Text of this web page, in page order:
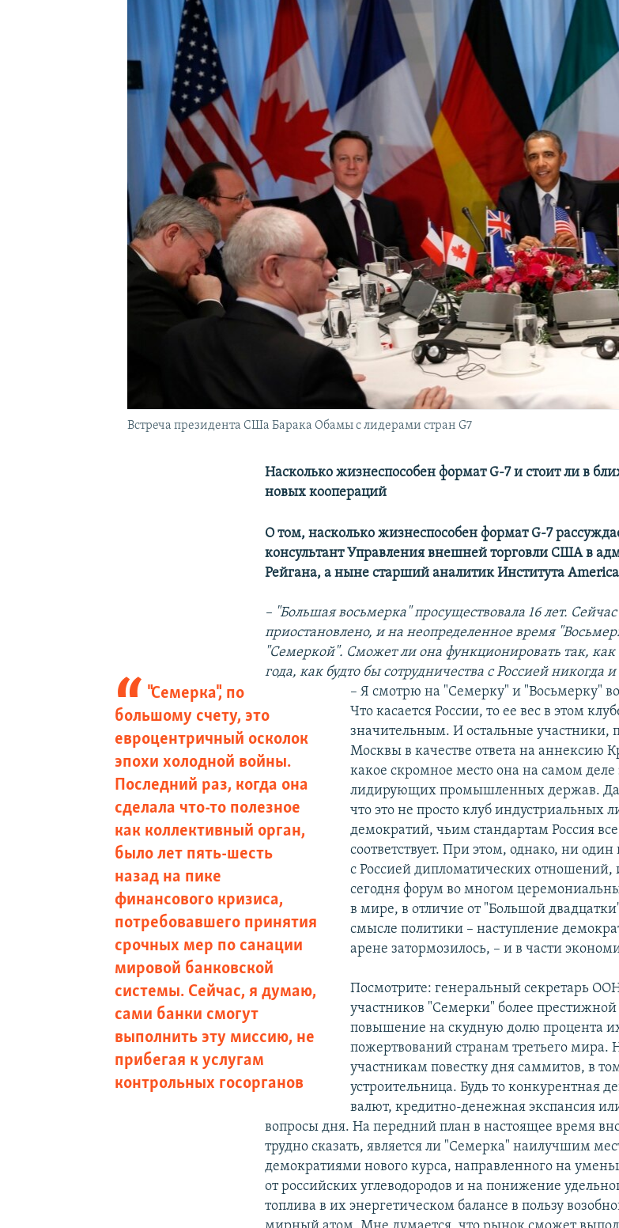
ПОДПИШИТЕСЬ НА РАССЫЛКУ
Встреча президента СШа Барака Обамы с лидерами стран G7
Насколько жизнеспособен формат G-7 и стоит ли в
новых коопераций
О том, насколько жизнеспособен формат G-7
консультант Управления внешней торговли США в
Рейгана, а ныне старший аналитик Института
– "Большая восьмерка" просуществовала 16 лет.
приостановлено, и на неопределенное время
"Семеркой". Сможет ли она функционировать так, как
года, как будто бы сотрудничества с Россией никогда
"Семерка", по
большому счету, это
евроцентричный осколок
эпохи холодной войны.
Последний раз, когда она
сделала что-то полезное
как коллективный орган,
было лет пять-шесть
назад на пике
финансового кризиса,
потребовавшего принятия
срочных мер по санации
мировой банковской
системы. Сейчас, я думаю,
сами банки смогут
выполнить эту миссию, не
прибегая к услугам
контрольных госорганов
– Я смотрю на "Семерку" и "Восьмерку"
Что касается России, то ее вес в этом
значительным. И остальные участники,
Москвы в качестве ответа на аннексию
какое скромное место она на самом
лидирующих промышленных держав.
что это не просто клуб индустриальных
демократий, чьим стандартам Россия
соответствует. При этом, однако, ни
с Россией дипломатических отношений,
сегодня форум во многом
в мире, в отличие от "Большой
смысле политики – наступление
арене затормозилось, – и в части
Посмотрите: генеральный секретарь
участников "Семерки" более
повышение на скудную долю процента
пожертвований странам третьего мира.
участникам повестку дня саммитов, в
устроительница. Будь то конкурентная
валют, кредитно-денежная экспансия
вопросы дня. На передний план в настоящее время
трудно сказать, является ли "Семерка" наилучшим
демократиями нового курса, направленного на
от российских углеводородов и на понижение
топлива в их энергетическом балансе в пользу